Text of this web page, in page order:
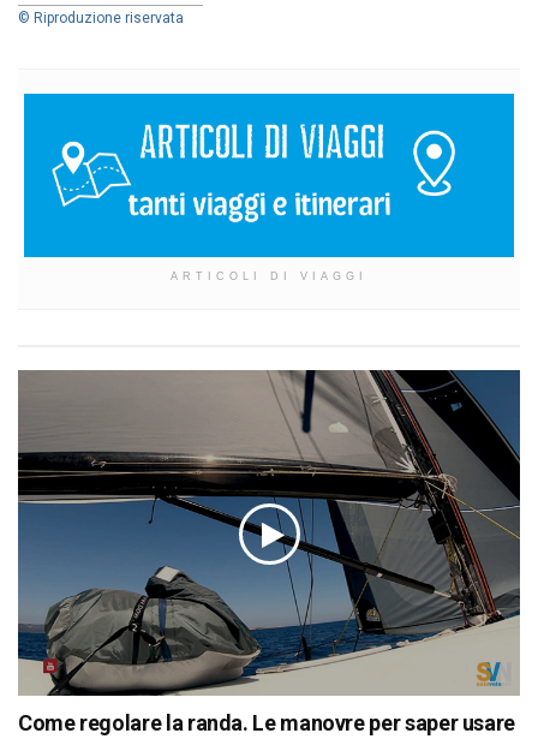
© Riproduzione riservata
ARTICOLI DI VIAGGI
Come regolare la randa. Le manovre per saper usare